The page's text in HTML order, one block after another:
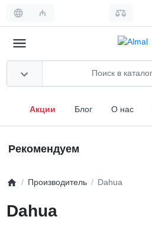
₼
Акции Блог О нас
Рекомендуем
Производитель Dahua
Dahua